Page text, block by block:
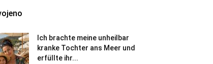
Ich brachte meine unheilbar
kranke Tochter ans Meer und
erfüllte ihr...